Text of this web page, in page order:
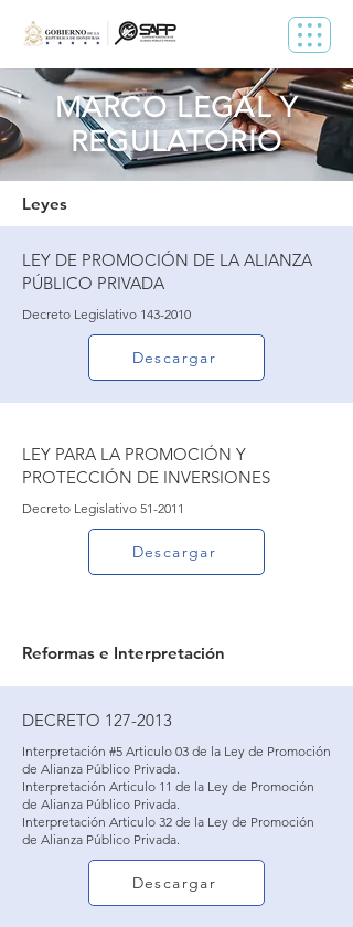
MARCO LEGAL Y
REGULATORIO
Leyes
LEY DE PROMOCIÓN DE LA ALIANZA
PÚBLICO PRIVADA
Decreto Legislativo 143-2010
Descargar
LEY PARA LA PROMOCIÓN Y
PROTECCIÓN DE INVERSIONES
Decreto Legislativo 51-2011
Descargar
Reformas e Interpretación
DECRETO 127-2013
Interpretación #5 Articulo 03 de la Ley de Promoción
de Alianza Público Privada.
Interpretación Articulo 11 de la Ley de Promoción
de Alianza Público Privada.
Interpretación Articulo 32 de la Ley de Promoción
de Alianza Público Privada.
Descargar